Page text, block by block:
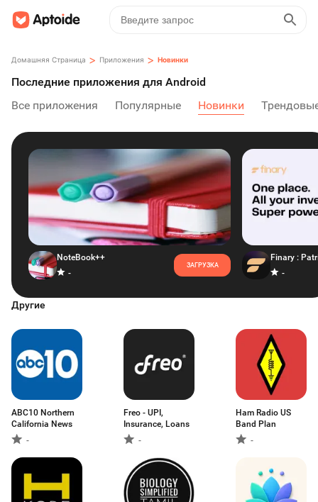
Домашняя Страница > Приложения > Новинки
Последние приложения для Android
Все приложения
Популярные Новинки
NoteBook++
-
ЗАГРУЗКА
-
Другие
ABC10 Northern
California News
-
Freo - UPI,
Insurance, Loans
-
Ham Radio US
Band Plan
-